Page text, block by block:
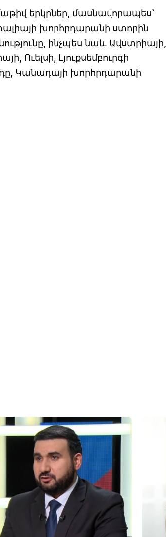
երկրներ, մասնավորապես`
խորհրդարանի ստորին
ինչպես նաև Ավստրիայի,
Ուելսի, Լյուքսեմբուրգի
Կանադայի խորհրդարանի